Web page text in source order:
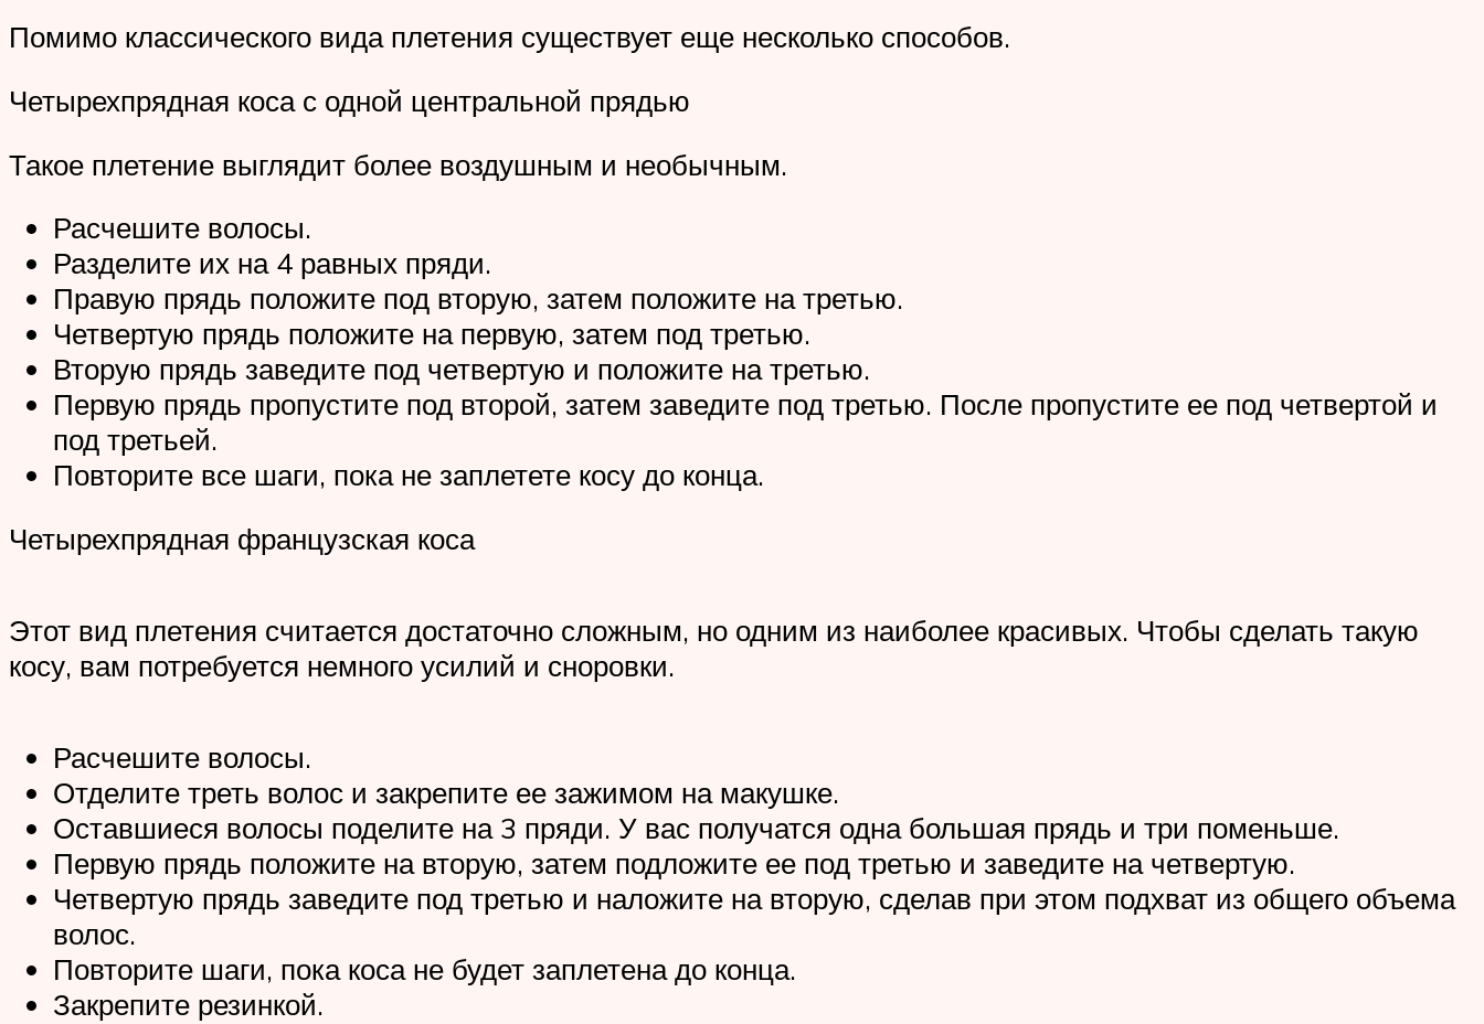
Помимо классического вида плетения существует еще несколько способов.
Четырехпрядная коса с одной центральной прядью
Такое плетение выглядит более воздушным и необычным.
Расчешите волосы.
Разделите их на 4 равных пряди.
Правую прядь положите под вторую, затем положите на третью.
Четвертую прядь положите на первую, затем под третью.
Вторую прядь заведите под четвертую и положите на третью.
Первую прядь пропустите под второй, затем заведите под третью. После пропустите ее под четвертой и
под третьей.
Повторите все шаги, пока не заплетете косу до конца.
Четырехпрядная французская коса
Этот вид плетения считается достаточно сложным, но одним из наиболее красивых. Чтобы сделать такую
косу, вам потребуется немного усилий и сноровки.
Расчешите волосы.
Отделите треть волос и закрепите ее зажимом на макушке.
Оставшиеся волосы поделите на 3 пряди. У вас получатся одна большая прядь и три поменьше.
Первую прядь положите на вторую, затем подложите ее под третью и заведите на четвертую.
Четвертую прядь заведите под третью и наложите на вторую, сделав при этом подхват из общего объема
волос.
Повторите шаги, пока коса не будет заплетена до конца.
Закрепите резинкой.